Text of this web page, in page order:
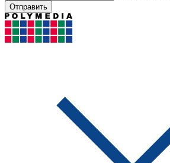
Отправить